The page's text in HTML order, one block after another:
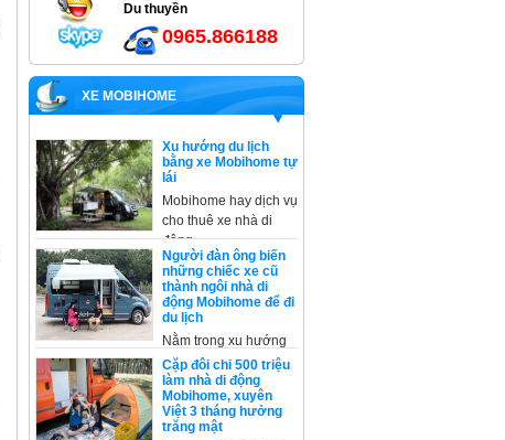
Du thuyền
0965.866188
XE MOBIHOME
Xu hướng du lịch
bằng xe Mobihome tự
lái
Mobihome hay dịch vụ
cho thuê xe nhà di
động
Người đàn ông biến
những chiếc xe cũ
thành ngôi nhà di
động Mobihome để đi
du lịch
Nằm trong xu hướng
cải tạo, không thể
không kể
Cặp đôi chi 500 triệu
làm nhà di động
Mobihome, xuyên
Việt 3 tháng hưởng
trăng mật